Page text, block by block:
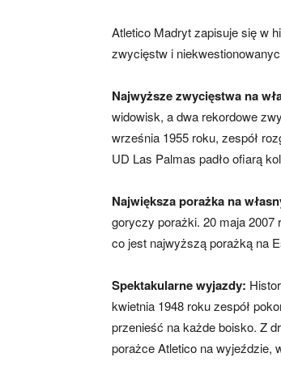
Atletico Madryt zapisuje się w
zwycięstw i
Najwyższe zwycięstwa na
widowisk, a dwa rekordowe
września 1955 roku, zespół
UD Las Palmas padło ofiarą
Największa porażka na
goryczy porażki. 20 maja 2007
co jest najwyższą porażką na
Spektakularne wyjazdy:
kwietnia 1948 roku zespół
przenieść na każde boisko. Z
porażce Atletico na wyjeździe,